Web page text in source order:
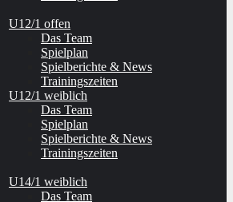
U12/1 offen
Das Team
Spielplan
Spielberichte & News
Trainingszeiten
U12/1 weiblich
Das Team
Spielplan
Spielberichte & News
Trainingszeiten
U14/1 weiblich
Das Team